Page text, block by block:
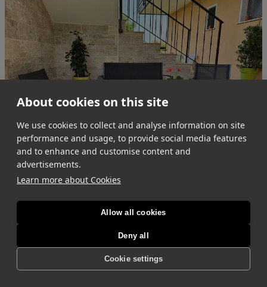
Scopri i dettagli dell'appartamento.
About cookies on this site
We use cookies to collect and analyse information on site
performance and usage, to provide social media features
and to enhance and customise content and
advertisements.
Learn more about Cookies
Allow all cookies
Deny all
Cookie settings